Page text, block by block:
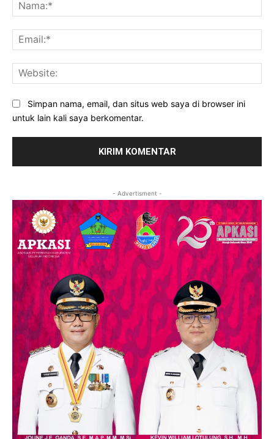
Simpan nama, email, dan situs web saya di browser ini
untuk lain kali saya berkomentar.
- Advertisment -